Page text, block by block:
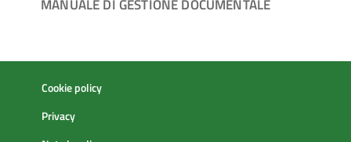
Cookie policy
Privacy